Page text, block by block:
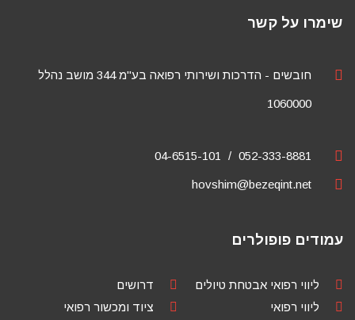
שימרו על קשר
חובשים - הדרכות ושירותי רפואה בע"מ 344 מושב נהלל
1060000
052-333-8881
04-6515-101
hovshim@bezeqint.net
עמודים פופולרים
ליווי רפואי אבטחת טיולים
דרושים
ליווי רפואי
ציוד ומכשור רפואי